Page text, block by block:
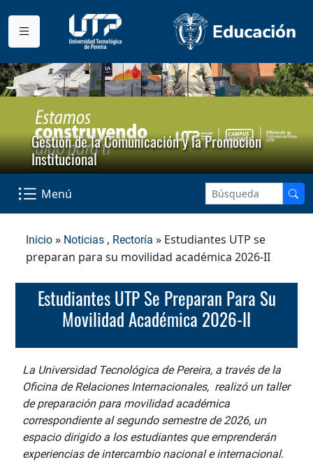
Gestión de la Comunicación y la Promoción
Institucional
Menú
Inicio » Noticias , Rectoría » Estudiantes UTP se
preparan para su movilidad académica 2026-II
Estudiantes UTP Se Preparan Para Su
Movilidad Académica 2026-II
La Universidad Tecnológica de Pereira, a través de la
Oficina de Relaciones Internacionales, realizó un taller
de preparación para movilidad académica
correspondiente al segundo semestre de 2026, un
espacio dirigido a los estudiantes que emprenderán
experiencias de intercambio nacional e internacional.